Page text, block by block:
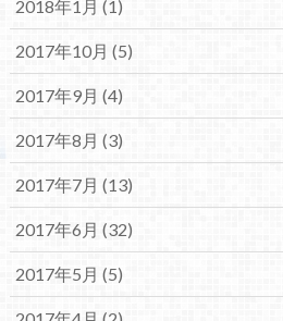
2018年1月 (1)
2017年10月 (5)
2017年9月 (4)
2017年8月 (3)
2017年7月 (13)
2017年6月 (32)
2017年5月 (5)